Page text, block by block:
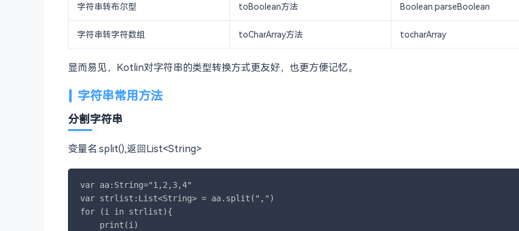
字符串转布尔型 toBoolean方法 Boolean.parseBoolean
字符串转字符数组 toCharArray方法 tocharArray
显而易见，Kotlin对字符串的类型转换方式更友好，也更方便记忆。
字符串常用方法
分割字符串
变量名.split(),返回List<String>
var aa:String="1,2,3,4"
var strlist:List<String> = aa.split(",")
for (i in strlist){
    print(i)